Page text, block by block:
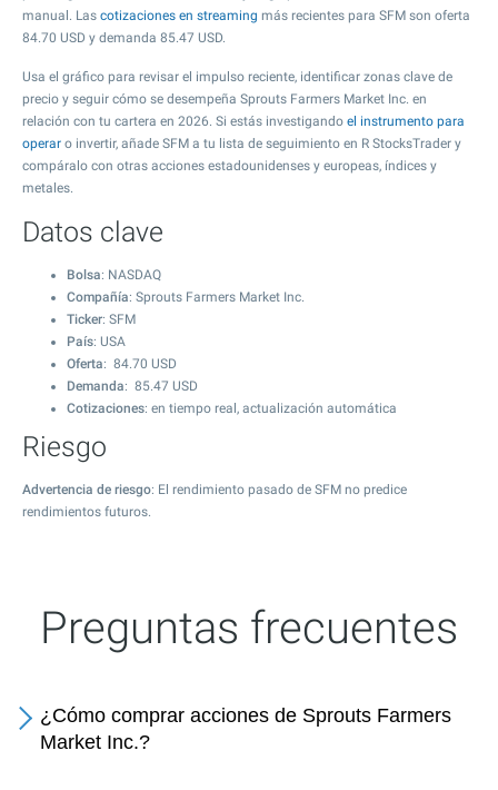
manual. Las cotizaciones en streaming más recientes para SFM son oferta
84.70 USD y demanda 85.47 USD.
Usa el gráfico para revisar el impulso reciente, identificar zonas clave de
precio y seguir cómo se desempeña Sprouts Farmers Market Inc. en
relación con tu cartera en 2026. Si estás investigando el instrumento para
operar o invertir, añade SFM a tu lista de seguimiento en R StocksTrader y
compáralo con otras acciones estadounidenses y europeas, índices y
metales.
Datos clave
Bolsa: NASDAQ
Compañía: Sprouts Farmers Market Inc.
Ticker: SFM
País: USA
Oferta: 84.70 USD
Demanda: 85.47 USD
Cotizaciones: en tiempo real, actualización automática
Riesgo
Advertencia de riesgo: El rendimiento pasado de SFM no predice
rendimientos futuros.
Preguntas frecuentes
¿Cómo comprar acciones de Sprouts Farmers
Market Inc.?